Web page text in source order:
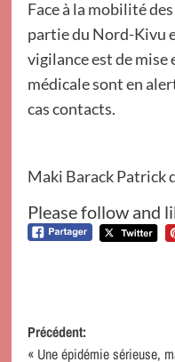
Face à la mobilité
partie du Nord-Kivu
vigilance est de mise
médicale sont en
cas contacts.
Maki Barack Patrick
Please follow and
Navigation
Précédent:
« Une épidémie sérieuse,